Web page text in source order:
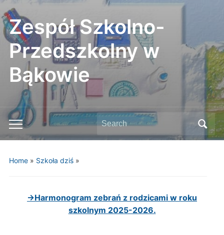
Zespół Szkolno-
Przedszkolny w
Bąkowie
Toggle
mobile
Search
for:
Home» Szkoła dziś»
→Harmonogram zebrań z rodzicami w roku
szkolnym 2025-2026.